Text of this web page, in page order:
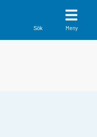
Sök Meny